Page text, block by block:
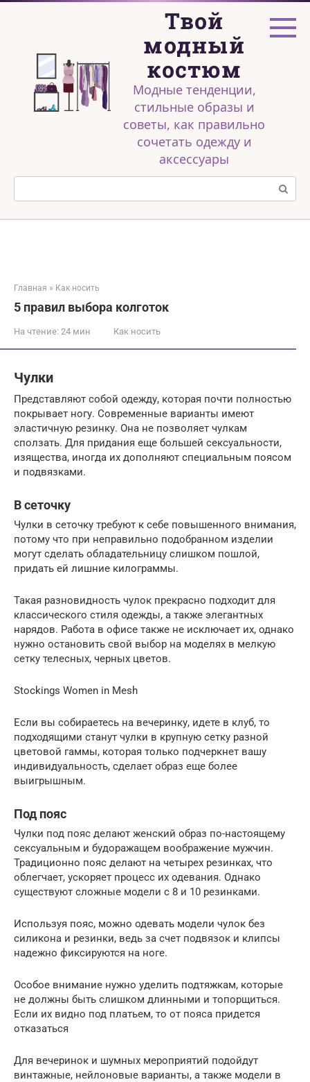
Перейти
Твой
модный
костюм
Модные тенденции,
стильные образы и
советы, как правильно
сочетать одежду и
аксессуары
Поиск:
Главная » Как носить
5 правил выбора колготок
На чтение: 24 мин Как носить
Чулки
Представляют собой одежду, которая почти полностью
покрывает ногу. Современные варианты имеют
эластичную резинку. Она не позволяет чулкам
сползать. Для придания еще большей сексуальности,
изящества, иногда их дополняют специальным поясом
и подвязками.
В сеточку
Чулки в сеточку требуют к себе повышенного внимания,
потому что при неправильно подобранном изделии
могут сделать обладательницу слишком пошлой,
придать ей лишние килограммы.
Такая разновидность чулок прекрасно подходит для
классического стиля одежды, а также элегантных
нарядов. Работа в офисе также не исключает их, однако
нужно остановить свой выбор на моделях в мелкую
сетку телесных, черных цветов.
Stockings Women in Mesh
Если вы собираетесь на вечеринку, идете в клуб, то
подходящими станут чулки в крупную сетку разной
цветовой гаммы, которая только подчеркнет вашу
индивидуальность, сделает образ еще более
выигрышным.
Под пояс
Чулки под пояс делают женский образ по-настоящему
сексуальным и будоражащем воображение мужчин.
Традиционно пояс делают на четырех резинках, что
облегчает, ускоряет процесс их одевания. Однако
существуют сложные модели с 8 и 10 резинками.
Используя пояс, можно одевать модели чулок без
силикона и резинки, ведь за счет подвязок и клипсы
надежно фиксируются на ноге.
Особое внимание нужно уделить подтяжкам, которые
не должны быть слишком длинными и топорщиться.
Если их видно под платьем, то от пояса придется
отказаться
Для вечеринок и шумных мероприятий подойдут
винтажные, нейлоновые варианты, а также модели в